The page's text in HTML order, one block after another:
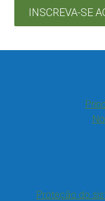
INSCREVA-SE
Proteção do